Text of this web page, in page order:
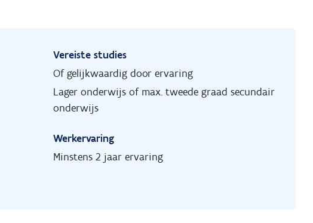
Vereiste studies
Of gelijkwaardig door ervaring
Lager onderwijs of max. tweede graad secundair
onderwijs
Werkervaring
Minstens 2 jaar ervaring